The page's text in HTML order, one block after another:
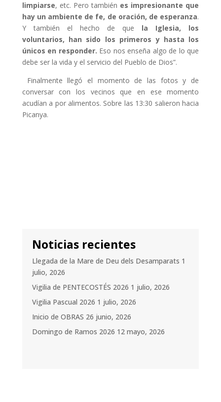
limpiarse, etc. Pero también es impresionante que
hay un ambiente de fe, de oración, de esperanza.
Y también el hecho de que la Iglesia, los
voluntarios, han sido los primeros y hasta los
únicos en responder. Eso nos enseña algo de lo que
debe ser la vida y el servicio del Pueblo de Dios”.
Finalmente llegó el momento de las fotos y de
conversar con los vecinos que en ese momento
acudían a por alimentos. Sobre las 13:30 salieron hacia
Picanya.
Noticias recientes
Llegada de la Mare de Deu dels Desamparats 1
julio, 2026
Vigilia de PENTECOSTÉS 2026 1 julio, 2026
Vigilia Pascual 2026 1 julio, 2026
Inicio de OBRAS 26 junio, 2026
Domingo de Ramos 2026 12 mayo, 2026